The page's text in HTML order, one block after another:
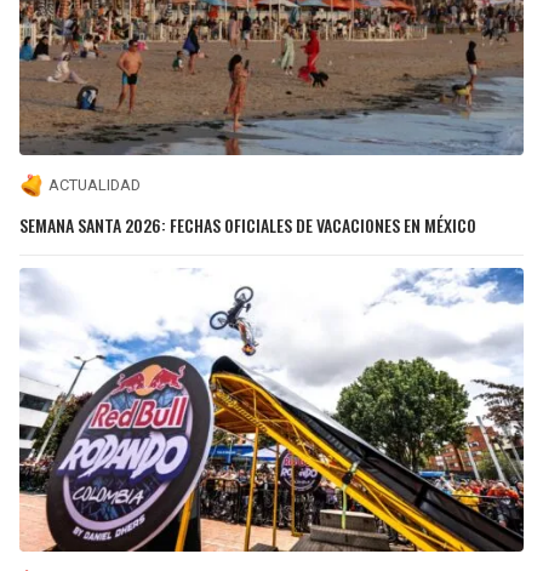
ACTUALIDAD
SEMANA SANTA 2026: FECHAS OFICIALES DE VACACIONES EN MÉXICO